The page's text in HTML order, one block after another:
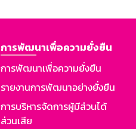
การพัฒนาเพื่อความยั่งยืน
การพัฒนาเพื่อความยั่งยืน
รายงานการพัฒนาอย่างยั่งยืน
การบริหารจัดการผู้มีส่วนได้
ส่วนเสีย